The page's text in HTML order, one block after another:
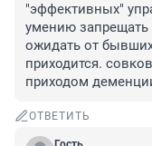
"эффективных"
умению запрещать
ожидать от
приходится.
приходом
ОТВЕТИТЬ